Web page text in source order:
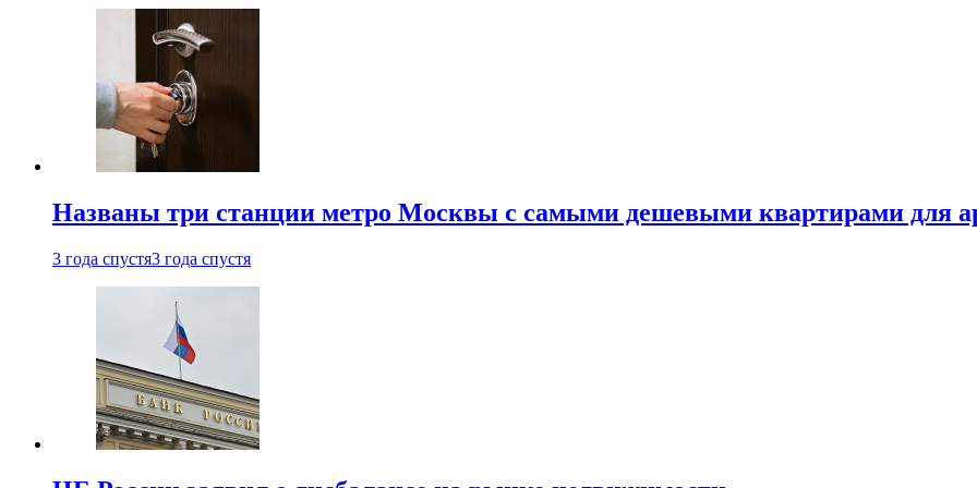
Названы три станции метро Москвы с самыми дешевыми квартирами для
3 года спустя3 года спустя